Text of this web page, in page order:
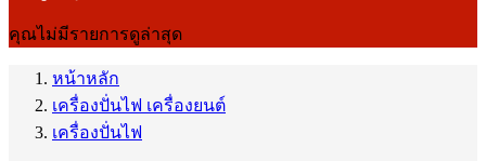
คุณไม่มีรายการดูล่าสุด
หน้าหลัก
เครื่องปั่นไฟ เครื่องยนต์
เครื่องปั่นไฟ